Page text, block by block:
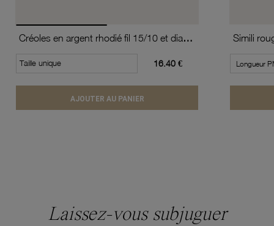
Créoles en argent rhodié fil 15/10 et diamètre 20 mm
Taille unique 16.40 €
AJOUTER AU PANIER
Laissez-vous subjuguer